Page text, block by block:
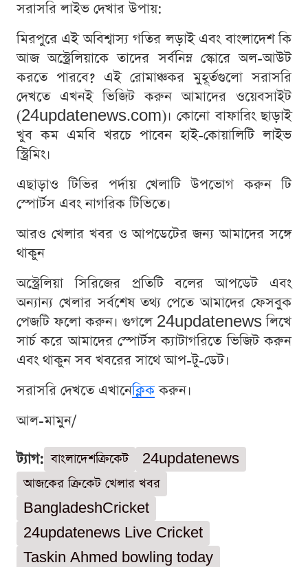
সরাসরি লাইভ দেখার উপায়:
মিরপুরে এই অবিশ্বাস্য গতির লড়াই এবং বাংলাদেশ কি
আজ অস্ট্রেলিয়াকে তাদের সর্বনিম্ন স্কোরে অল-আউট
করতে পারবে? এই রোমাঞ্চকর মুহূর্তগুলো সরাসরি
দেখতে এখনই ভিজিট করুন আমাদের ওয়েবসাইট
(24updatenews.com)। কোনো বাফারিং ছাড়াই
খুব কম এমবি খরচে পাবেন হাই-কোয়ালিটি লাইভ
স্ট্রিমিং।
এছাড়াও টিভির পর্দায় খেলাটি উপভোগ করুন টি
স্পোর্টস এবং নাগরিক টিভিতে।
আরও খেলার খবর ও আপডেটের জন্য আমাদের সঙ্গে
থাকুন
অস্ট্রেলিয়া সিরিজের প্রতিটি বলের আপডেট এবং
অন্যান্য খেলার সর্বশেষ তথ্য পেতে আমাদের ফেসবুক
পেজটি ফলো করুন। গুগলে 24updatenews লিখে
সার্চ করে আমাদের স্পোর্টস ক্যাটাগরিতে ভিজিট করুন
এবং থাকুন সব খবরের সাথে আপ-টু-ডেট।
সরাসরি দেখতে এখানেক্লিককরুন।
আল-মামুন/
ট্যাগ: বাংলাদেশক্রিকেট
24updatenews
আজকের ক্রিকেট খেলার খবর
BangladeshCricket
24updatenews Live Cricket
Taskin Ahmed bowling today